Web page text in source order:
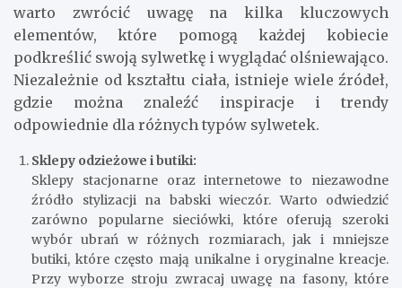
warto zwrócić uwagę na kilka kluczowych
elementów, które pomogą każdej kobiecie
podkreślić swoją sylwetkę i wyglądać olśniewająco.
Niezależnie od kształtu ciała, istnieje wiele źródeł,
gdzie można znaleźć inspiracje i trendy
odpowiednie dla różnych typów sylwetek.
Sklepy odzieżowe i butiki:
Sklepy stacjonarne oraz internetowe to niezawodne
źródło stylizacji na babski wieczór. Warto odwiedzić
zarówno popularne sieciówki, które oferują szeroki
wybór ubrań w różnych rozmiarach, jak i mniejsze
butiki, które często mają unikalne i oryginalne kreacje.
Przy wyborze stroju zwracaj uwagę na fasony, które